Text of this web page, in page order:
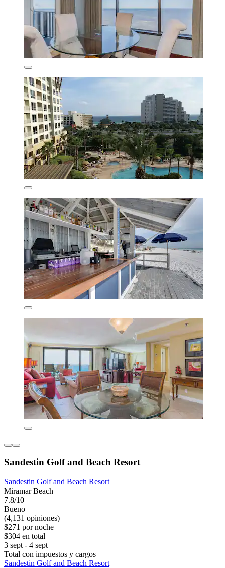
Sandestin Golf and Beach Resort
Sandestin Golf and Beach Resort
Miramar Beach
7.8/10
Bueno
(4,131 opiniones)
$271 por noche
$304 en total
3 sept - 4 sept
Total con impuestos y cargos
Sandestin Golf and Beach Resort